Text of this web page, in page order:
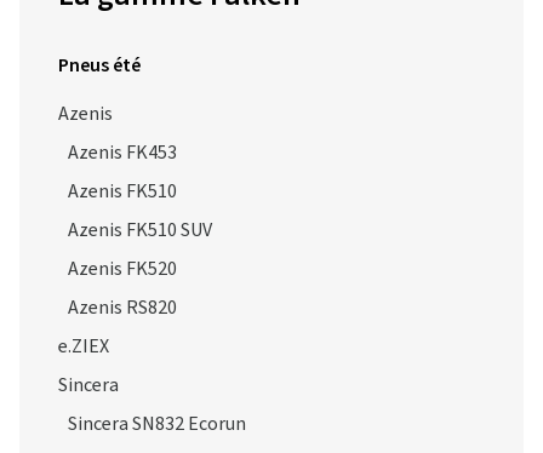
Pneus été
Azenis
Azenis FK453
Azenis FK510
Azenis FK510 SUV
Azenis FK520
Azenis RS820
e.ZIEX
Sincera
Sincera SN832 Ecorun